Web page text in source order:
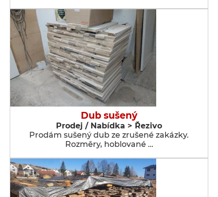
Dub sušený
Prodej / Nabídka > Řezivo
Prodám sušený dub ze zrušené zakázky.
Rozměry, hoblované …